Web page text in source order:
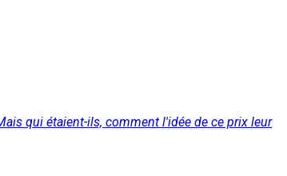
qui étaient-ils, comment l'idée de ce prix leur